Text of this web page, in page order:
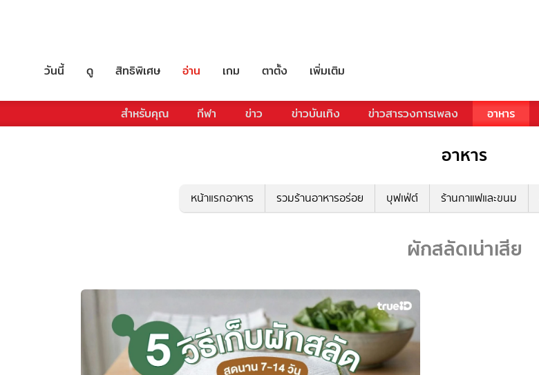
วันนี้ ดู สิทธิพิเศษ อ่าน เกม ตาตั้ง เพิ่มเติม
สำหรับคุณ กีฬา ข่าว ข่าวบันเทิง ข่าวสารวงการเพลง อาหาร
อาหาร
หน้าแรกอาหาร รวมร้านอาหารอร่อย บุฟเฟ่ต์ ร้านกาแฟและขนม
ผักสลัดเน่าเสีย